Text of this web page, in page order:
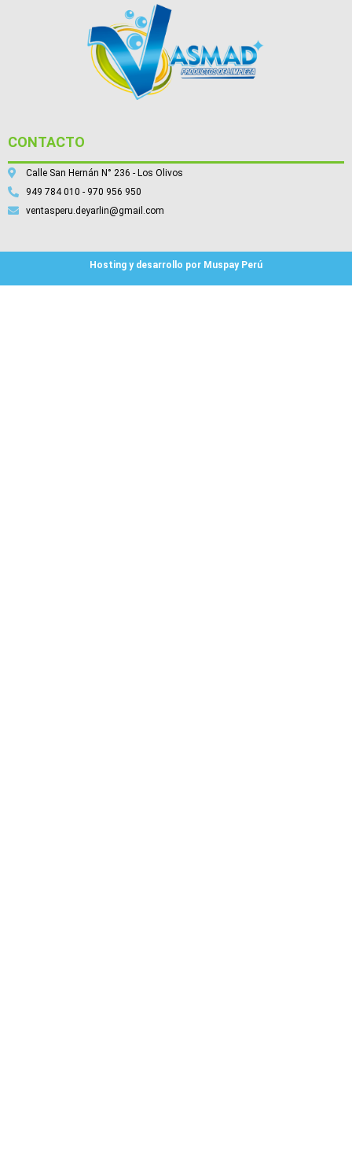
CONTACTO
Calle San Hernán N° 236 - Los Olivos
949 784 010 - 970 956 950
ventasperu.deyarlin@gmail.com
Hosting y desarrollo por Muspay Perú